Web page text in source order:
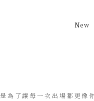
New
為了讓每一次出場都更像